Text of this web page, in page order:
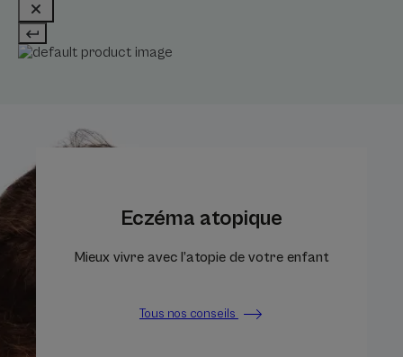
Eczéma atopique
Mieux vivre avec l’atopie de votre enfant
Tous nos conseils